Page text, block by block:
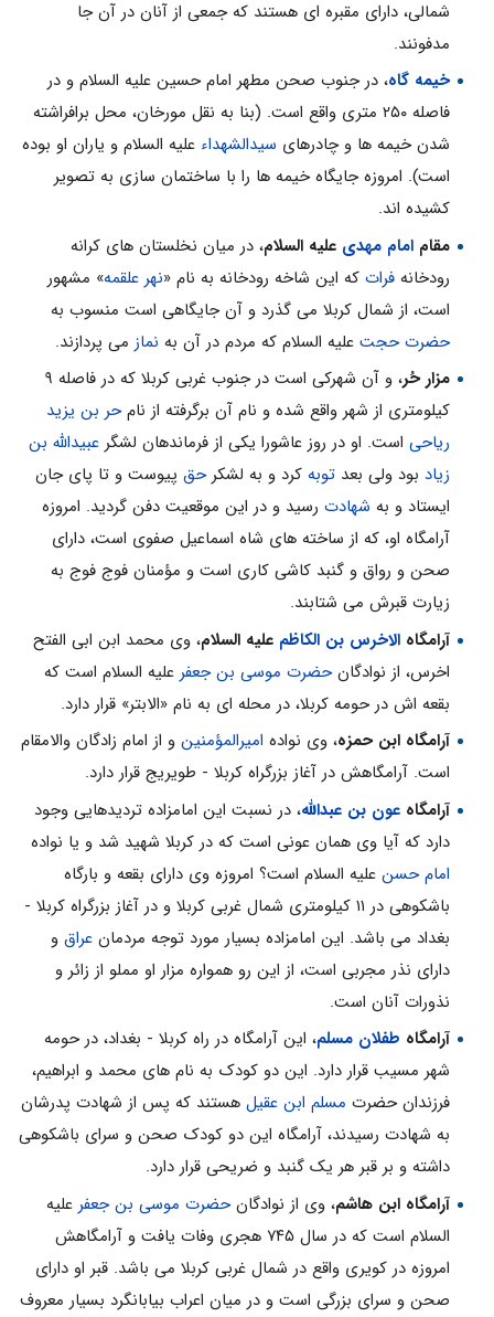
شمالى، داراى مقبره اى هستند که جمعى از آنان در آن جا
مدفونند.
خیمه گاه، در جنوب صحن مطهر امام حسین علیه السلام و در
فاصله ۲۵۰ مترى واقع است. (بنا به نقل مورخان، محل برافراشته
شدن خیمه ها و چادرهاى سیدالشهداء علیه السلام و یاران او بوده
است). امروزه جایگاه خیمه ها را با ساختمان سازى به تصویر
کشیده اند.
مقام امام مهدی علیه السلام، در میان نخلستان هاى کرانه
رودخانه فراتکه این شاخه رودخانه به نام «نهر علقمه» مشهور
است، از شمال کربلا مى گذرد و آن جایگاهى است منسوب به
حضرت حجتعلیه السلام که مردم در آن به نمازمى پردازند.
مزار حُر
، و آن شهرکى است در جنوب غربى کربلا که در فاصله ۹
کیلومترى از شهر واقع شده و نام آن برگرفته از نامحر بن یزید
ریاحىاست. او در روز عاشورا یکى از فرماندهان لشگر عبیدالله بن
زیاد بود ولى بعد توبهکرد و به لشکرحقپیوست و تا پاى جان
ایستاد و به شهادترسید و در این موقعیت دفن گردید. امروزه
آرامگاه او، که از ساخته هاى شاه اسماعیل صفوى است، داراى
صحن و رواق و گنبد کاشى کارى است و مؤمنان فوج فوج به
زیارت قبرش مى شتابند.
آرامگاه الاخرس بن الکاظم علیه السلام، وى محمد ابن ابى الفتح
اخرس، از نوادگانحضرت موسى بن جعفرعلیه السلام است که
بقعه اش در حومه کربلا، در محله اى به نام «الابتر» قرار دارد.
آرامگاه ابن حمزه، وى نواده امیرالمؤمنینو از امام زادگان والامقام
است. آرامگاهش در آغاز بزرگراه کربلا - طویریج قرار دارد.
آرامگاه عون بن عبدالله، در نسبت این امامزاده تردیدهایى وجود
دارد که آیا وى همان عونى است که در کربلا شهید شد و یا نواده
امام حسنعلیه السلام است؟ امروزه وى داراى بقعه و بارگاه
باشکوهى در ۱۱ کیلومترى شمال غربى کربلا و در آغاز بزرگراه کربلا -
بغداد مى باشد. این امامزاده بسیار مورد توجه مردمان عراقو
داراى نذر مجربى است، از این رو همواره مزار او مملو از زائر و
نذورات آنان است.
آرامگاه طفلان مسلم، این آرامگاه در راه کربلا - بغداد، در حومه
شهر مسیب قرار دارد. این دو کودک به نام هاى محمد و ابراهیم،
فرزندان حضرت مسلم ابن عقیلهستند که پس از شهادت پدرشان
به شهادت رسیدند، آرامگاه این دو کودک صحن و سراى باشکوهى
داشته و بر قبر هر یک گنبد و ضریحى قرار دارد.
آرامگاه ابن هاشم، وى از نوادگانحضرت موسى بن جعفر علیه
السلام است که در سال ۷۴۵ هجری وفات یافت و آرامگاهش
امروزه در کویرى واقع در شمال غربى کربلا مى باشد. قبر او داراى
صحن و سراى بزرگى است و در میان اعراب بیابانگرد بسیار معروف